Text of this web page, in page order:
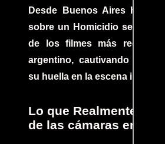
Desde Buenos Aires hasta
sobre un Homicidio se ha
de los filmes más
argentino, cautivando
su huella en la escena
Lo que Realmente
de las cámaras en